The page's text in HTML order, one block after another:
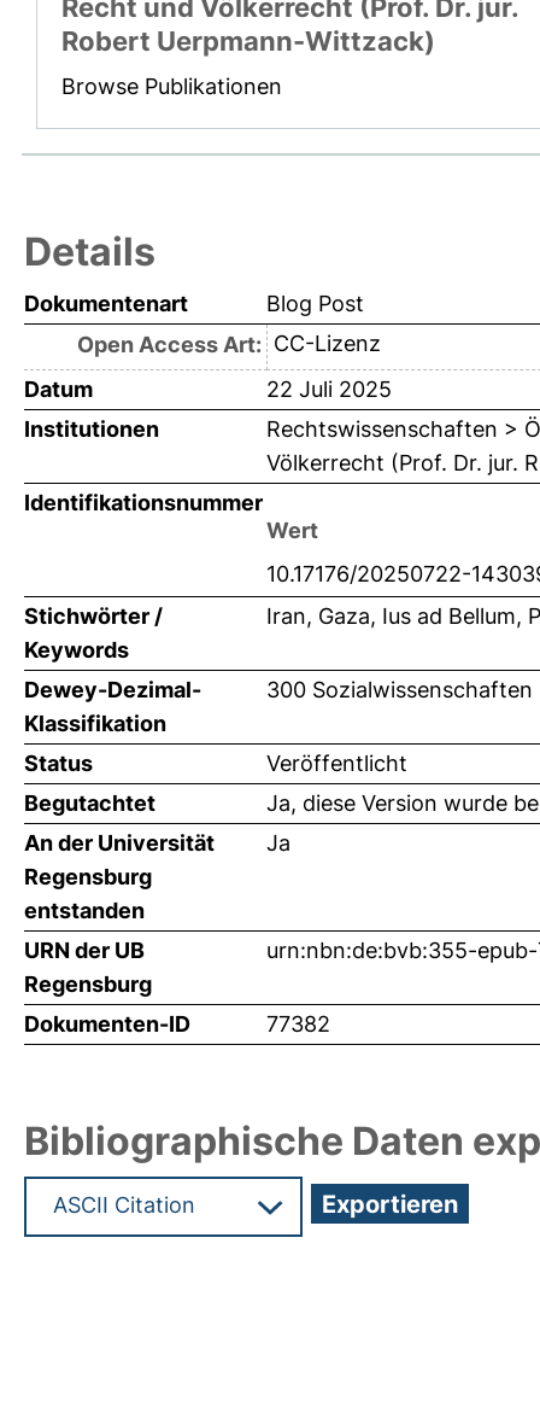
Recht und Völkerrecht (Prof. Dr. jur.
Robert Uerpmann-Wittzack)
Browse Publikationen
Details
Dokumentenart
Blog Post
Open Access Art: CC-Lizenz
Datum
22 Juli 2025
Institutionen
Rechtswissenschaften >
Völkerrecht (Prof. Dr. jur.
Identifikationsnummer
Wert
10.17176/20250722-
Stichwörter /
Keywords
Iran, Gaza, Ius ad Bellum,
Dewey-Dezimal-
Klassifikation
300
Status
Veröffentlicht
Begutachtet
Ja, diese Version wurde
An der Universität
Regensburg
entstanden
Ja
URN der UB
Regensburg
urn:nbn:de:bvb:355-
Dokumenten-ID 77382
Bibliographische Daten